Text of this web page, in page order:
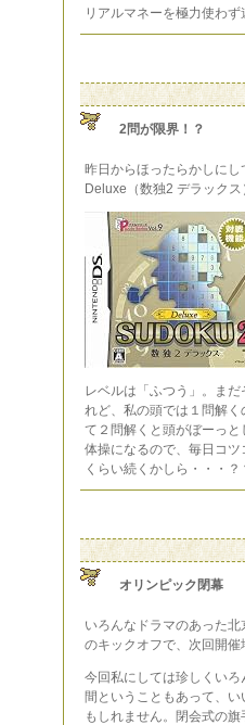
リアルマネーを極力使わ
2問が限界！？
昨日からほったらかしに
Deluxe（数独2 デラック
レベルは「ふつう」。ま
れど、私の頭では１問解
て２問解くと頭がぼーっ
体操になるので、毎日コ
くらい続くかしら・・・？
オリンピック閉幕
いろんなドラマのあった
のキックオフで、次回開催
今回私にしては珍しくい
間ということもあって、
もしれません。閉会式の